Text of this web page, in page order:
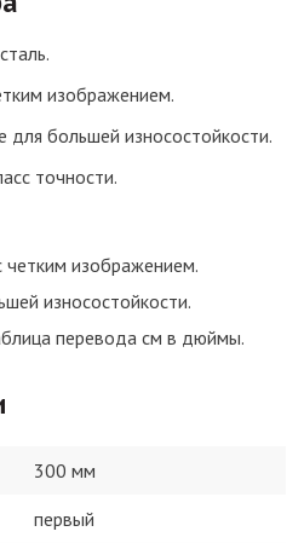
изображением.
большей износостойкости.
точности.
четким изображением.
износостойкости.
перевода см в дюймы.
300 мм
первый